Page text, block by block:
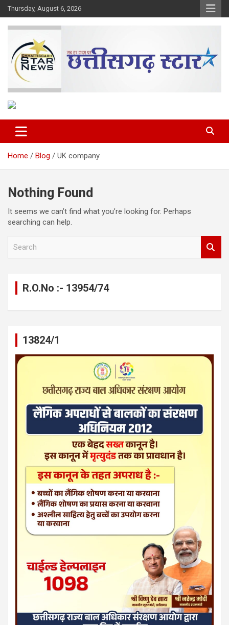
Skip
to
content
Thursday, August 6, 2026
Chhattisgarh Star
Home Blog UK company
Nothing Found
It seems we can’t find what you’re looking for. Perhaps
searching can help.
R.O.No :- 13954/74
13824/1